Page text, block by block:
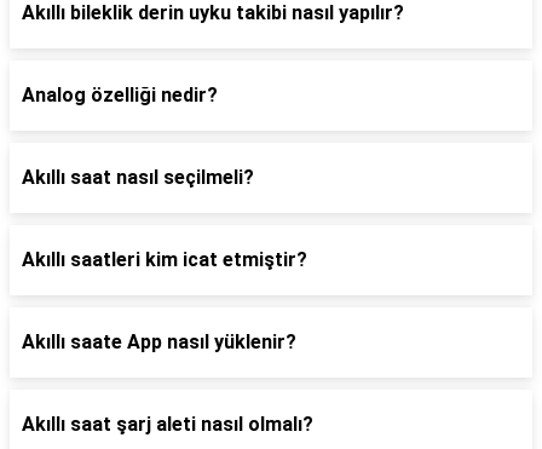
Akıllı bileklik derin uyku takibi nasıl yapılır?
Analog özelliği nedir?
Akıllı saat nasıl seçilmeli?
Akıllı saatleri kim icat etmiştir?
Akıllı saate App nasıl yüklenir?
Akıllı saat şarj aleti nasıl olmalı?